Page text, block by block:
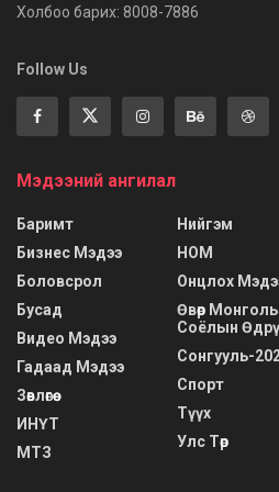
Холбоо барих: 8008-7886
Follow Us
Мэдээний ангилал
Баримт
Бизнес Мэдээ
Боловсрол
Бусад
Видео Мэдээ
Гадаад Мэдээ
Зөвлөгөө
ИНҮТ
МТЗ
Нийгэм
НОМ
Онцлох
Өвөр
Соёлын
Сонгууль-
Спорт
Түүх
Улс Төр